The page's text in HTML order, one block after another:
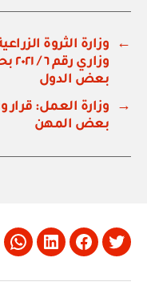
←
وزارة الثروة
بعض الدول
→
بعض المهن
Twitter
Facebook
LinkedIn